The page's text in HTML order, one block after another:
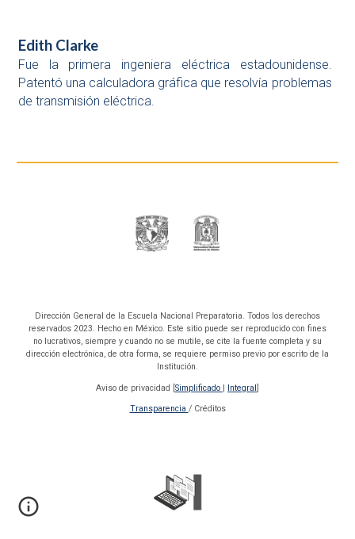
Edith Clarke
Fue la primera ingeniera eléctrica estadounidense.
Patentó una calculadora gráfica que resolvía problemas
de transmisión eléctrica.
Dirección General de la Escuela Nacional Preparatoria. Todos los derechos
reservados 2023. Hecho en México. Este sitio puede ser reproducido con fines
no lucrativos, siempre y cuando no se mutile, se cite la fuente completa y su
dirección electrónica, de otra forma, se requiere permiso previo por escrito de la
Institución.
Aviso de privacidad [Simplificado | Integral]
Transparencia / Créditos